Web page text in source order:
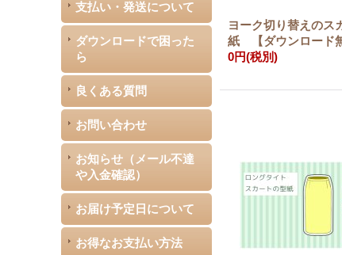
支払い・発送について
ダウンロードで困った
ら
良くある質問
お問い合わせ
お知らせ（メール不達
や入金確認）
お届け予定日について
お得なお支払い方法
ヨーク切り替えのス
紙 【ダウンロード
0円(税別)